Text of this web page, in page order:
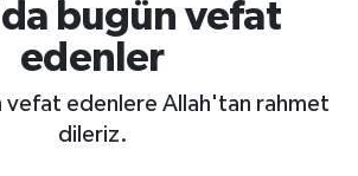
bugün vefat
edenler
vefat edenlere Allah'tan rahmet
dileriz.